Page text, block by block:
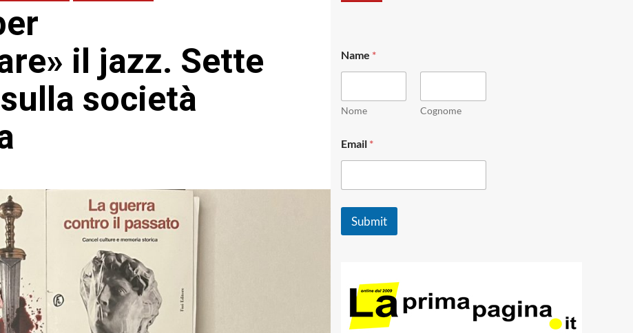
il jazz. Sette
società
m
a
l
*
Name *
Nome Cognome
Email *
Submit